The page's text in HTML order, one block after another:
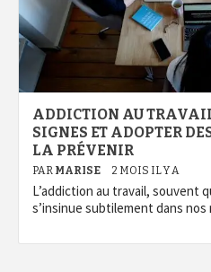
ADDICTION AU
SIGNES ET ADOPTER
LA PRÉVENIR
PAR MARISE 2 MOIS IL Y A
L’addiction au travail, souvent
s’insinue subtilement dans